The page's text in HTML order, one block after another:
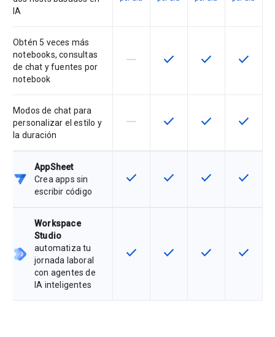
IA
Obtén 5 veces más
notebooks, consultas
de chat y fuentes por
notebook
Esta función no está disponible en
horizontal_rule Esta función está
check Esta función
check Esta
check
Modos de chat para
personalizar el estilo y
la duración
Esta función no está disponible en
horizontal_rule Esta función está
check Esta función
check Esta
check
AppSheet
Crea apps sin
escribir código
Esta función está disponible en
check Esta función está
check Esta función
check Esta
check
Workspace
Studio
automatiza tu
jornada laboral
con agentes de
IA inteligentes
Esta función está disponible en
check Esta función está
check Esta función
check Esta
check